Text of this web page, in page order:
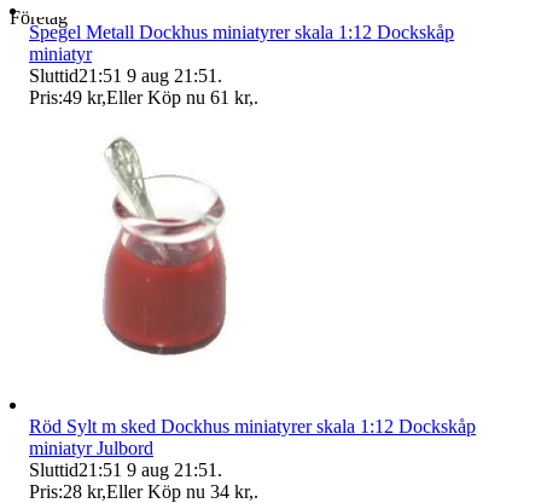
Företag
Spegel Metall Dockhus miniatyrer skala 1:12 Dockskåp
miniatyr
Sluttid21:51 9 aug 21:51 .
Pris:49 kr,Eller Köp nu 61 kr,.
Röd Sylt m sked Dockhus miniatyrer skala 1:12 Dockskåp
miniatyr Julbord
Sluttid21:51 9 aug 21:51 .
Pris:28 kr,Eller Köp nu 34 kr,.